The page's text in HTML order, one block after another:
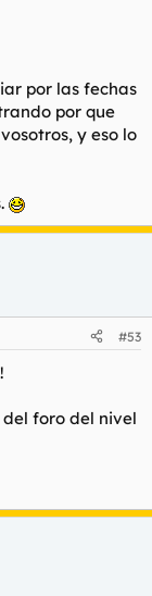
por las fechas
por que
y eso lo
#53
del foro del nivel